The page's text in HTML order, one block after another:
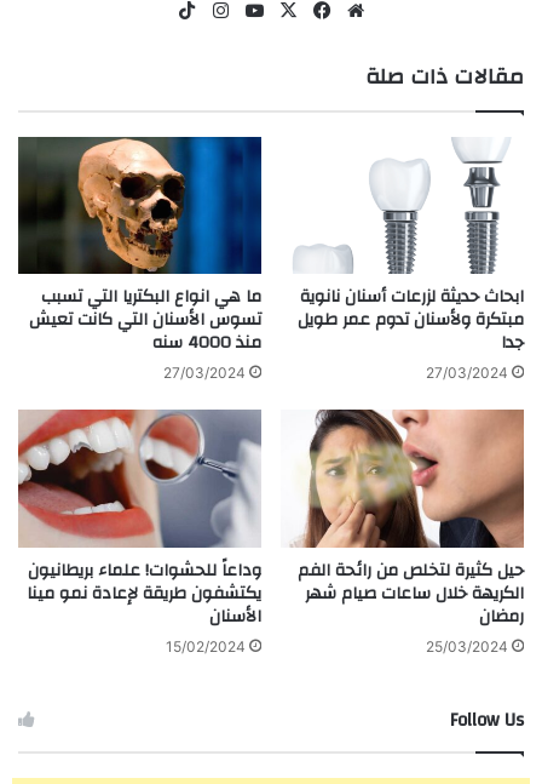
موق
في
‫X
‫Yo
انس
مقالات ذات صلة
ابحاث حديثة لزرعات أسنان نانوية
مبتكرة ولأسنان تدوم عمر طويل
جدا
27/03/2024
ما هي انواع البكتريا التي تسبب
تسوس الأسنان التي كانت تعيش
منذ 4000 سنه
27/03/2024
حيل كثيرة لتخلص من رائحة الفم
الكريهة خلال ساعات صيام شهر
رمضان
25/03/2024
وداعاً للحشوات! علماء بريطانيون
يكتشفون طريقة لإعادة نمو مينا
الأسنان
15/02/2024
Follow Us